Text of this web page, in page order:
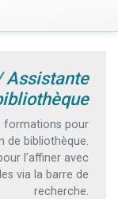
Assistante
formations pour
de bibliothèque.
l'affiner avec
via la barre de
recherche.